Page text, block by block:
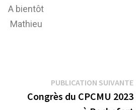
A bientôt
Mathieu
PUBLICATION SUIVANTE
Congrès du CPCMU 2023